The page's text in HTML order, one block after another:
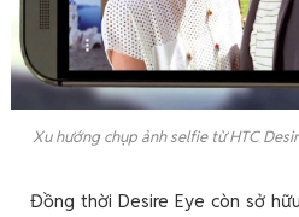
Xu hướng chụp ảnh selfie từ HTC
Đồng thời Desire Eye còn sở